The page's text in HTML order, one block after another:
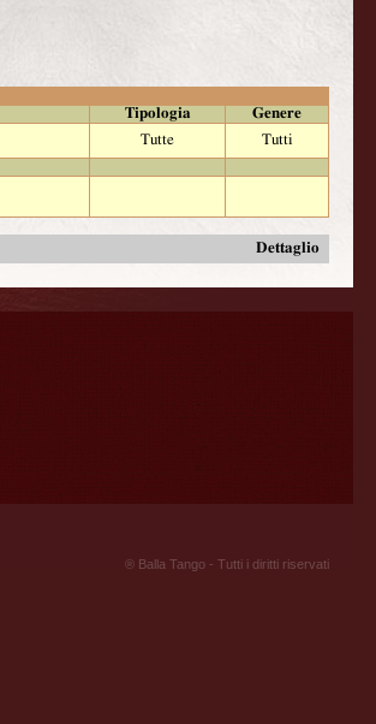
Tipologia
Genere
Tutte
Tutti
Dettaglio
® Balla Tango - Tutti i diritti riservati